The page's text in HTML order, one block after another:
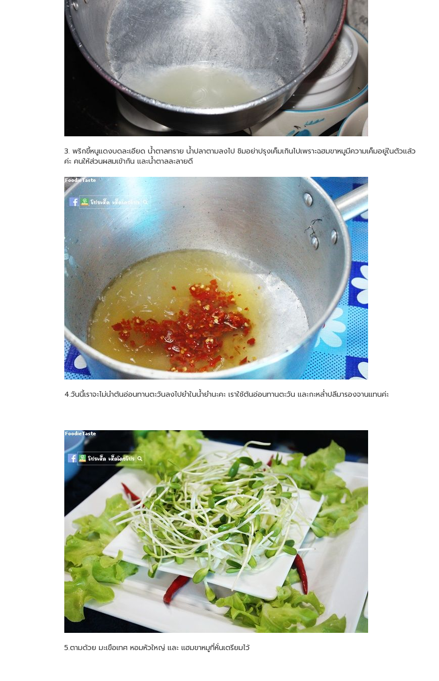
3. พริกขี้หนูแดงบดละเอียด น้ำตาลทราย น้ำปลาตามลงไป ชิมอย่าปรุงเค็มเกินไปเพราะฉฮมขาหมูมีความเค็มอยู่ในตัวแล้ว
ค่ะ คนให้ส่วนผสมเข้ากัน และน้ำตาลละลายดี
4.วันนี้เราจะไม่นำต้นอ่อนทานตะวันลงไปยำในน้ำยำนะคะ เราใช้ต้นอ่อนทานตะวัน และกะหล่ำปลีมารองจานแทนค่ะ
5.ตามด้วย มะเขือเทศ หอมหัวใหญ่ และ แฮมขาหมูที่หั่นเตรียมไว้